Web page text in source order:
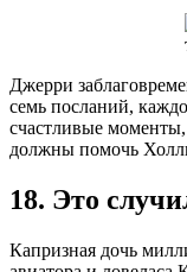
Джерри
семь посланий,
счастливые
должны помочь
18. Это
Капризная дочь